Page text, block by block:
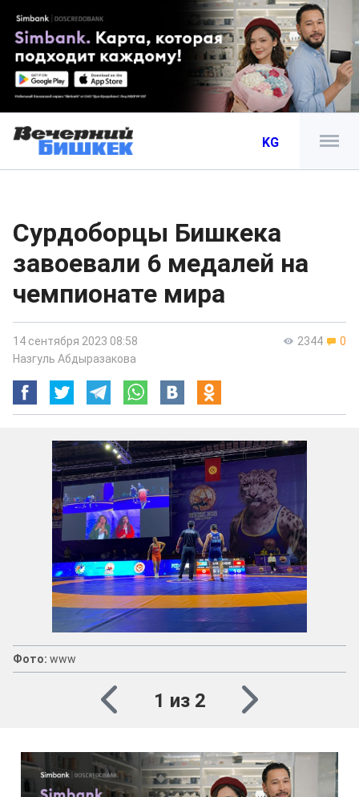
KG
Сурдоборцы Бишкека
завоевали 6 медалей на
чемпионате мира
2344 0
14 сентября 2023 08:58
Назгуль Абдыразакова
Фото: www
1 из 2